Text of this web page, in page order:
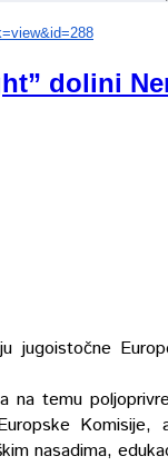
dolini
jugoistočne
na temu
nasadima,